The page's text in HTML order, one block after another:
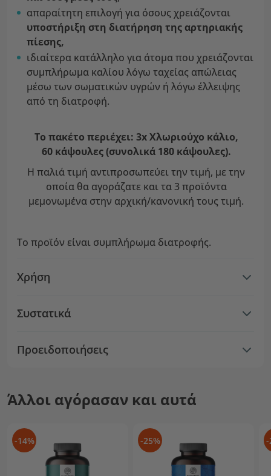
απαραίτητη επιλογή για όσους χρειάζονται
υποστήριξη στη διατήρηση της αρτηριακής
πίεσης,
ιδιαίτερα κατάλληλο για άτομα που χρειάζονται
συμπλήρωμα καλίου λόγω ταχείας απώλειας
μέσω των σωματικών υγρών ή λόγω έλλειψης
από τη διατροφή.
Το πακέτο περιέχει: 3x Χλωριούχο κάλιο,
60 κάψουλες (συνολικά 180 κάψουλες).
Η παλιά τιμή αντιπροσωπεύει την τιμή, με την
οποία θα αγοράζατε και τα 3 προϊόντα
μεμονωμένα στην αρχική/κανονική τους τιμή.
Το προϊόν είναι συμπλήρωμα διατροφής.
Χρήση
Συστατικά
Προειδοποιήσεις
Άλλοι αγόρασαν και αυτά
-14% -25% -